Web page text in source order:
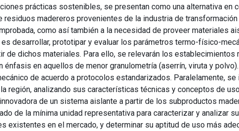
prácticas sostenibles, se presentan como una alternativa en
residuos madereros provenientes de la industria de
como así también a la necesidad de proveer materiales
desarrollar, prototipar y evaluar los parámetros termo-físico-
de dichos materiales. Para ello, se relevarán los
énfasis en aquellos de menor granulometría (aserrín, viruta y
de acuerdo a protocolos estandarizados. Paralelamente,
región, analizando sus características técnicas y conceptos de
de un sistema aislante a partir de los subproductos
de la mínima unidad representativa para caracterizar y analizar
existentes en el mercado, y determinar su aptitud de uso más